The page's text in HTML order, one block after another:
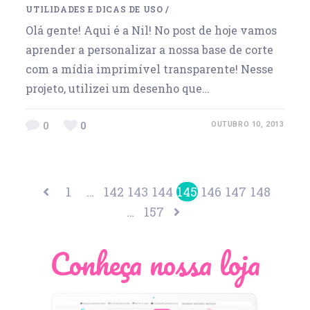
UTILIDADES E DICAS DE USO /
Olá gente! Aqui é a Nil! No post de hoje vamos
aprender a personalizar a nossa base de corte
com a mídia imprimível transparente! Nesse
projeto, utilizei um desenho que…
0 0 OUTUBRO 10, 2013
1 … 142 143 144 145 146 147 148
…
157
Conheça nossa loja